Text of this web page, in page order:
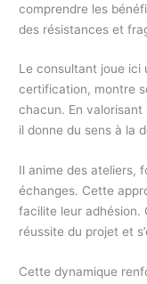
comprendre les
des résistances et
Le consultant joue ici
certification, montre
chacun. En
il donne du sens à la
Il anime des ateliers,
échanges. Cette
facilite leur adhésion.
réussite du projet et
Cette dynamique